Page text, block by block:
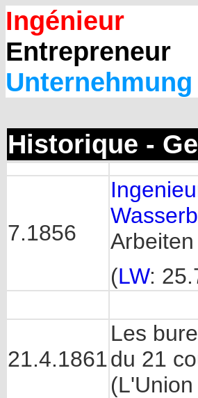
Ingénieur
Entrepreneur
Unternehmung
Historique -
7.1856
(LW:
21.4.1861
Les
du 21